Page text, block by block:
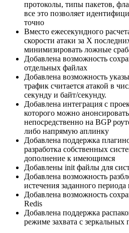
протоколы, типы пакетов,
все это позволяет
точно
Вместо ежесекундного
скорости атаки за Х
минимизировать ложные
Добавлена возможность
отдельных файлах
Добавлена возможность
трафик считается атакой в
секунду и байт/секунду.
Добавлена интеграция с
которого можно
непосредственно на BGP
либо напрямую аплинку
Добавлена поддержка
разработка собственных
дополнение к имеющимся
Добавлены init файлы для
Добавлена возможность
истечения заданного периода
Добавлена возможность
Redis
Добавлена поддержка
режиме захвата с зеркальных